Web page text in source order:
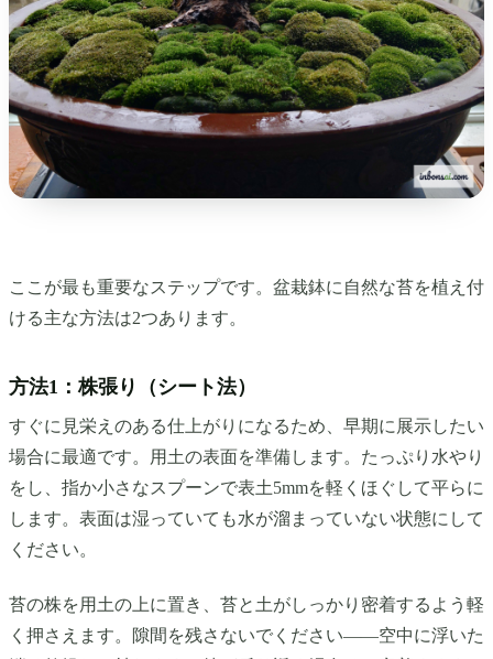
ここが最も重要なステップです。盆栽鉢に自然な苔を植え付
ける主な方法は2つあります。
方法1：株張り（シート法）
すぐに見栄えのある仕上がりになるため、早期に展示したい
場合に最適です。用土の表面を準備します。たっぷり水やり
をし、指か小さなスプーンで表土5mmを軽くほぐして平らに
します。表面は湿っていても水が溜まっていない状態にして
ください。
苔の株を用土の上に置き、苔と土がしっかり密着するよう軽
く押さえます。隙間を残さないでください——空中に浮いた